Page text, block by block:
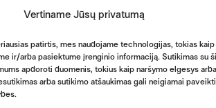
Vertiname Jūsų privatumą
patirtis, mes naudojame technologijas, tokias kaip
ir/arba pasiektume įrenginio informaciją. Sutikimas su
apdoroti duomenis, tokius kaip naršymo elgesys
arba sutikimo atšaukimas gali neigiamai